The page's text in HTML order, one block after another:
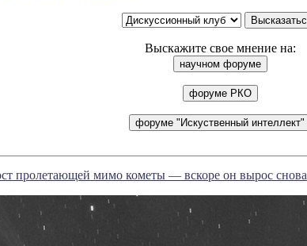
Выскажите свое мнение на:
пролетающей мимо кометы — вскоре он вырос снова